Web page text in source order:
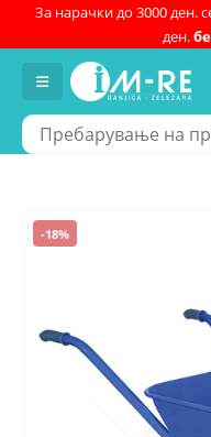
За нарачки до 3000 ден.
ден.
-18%